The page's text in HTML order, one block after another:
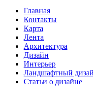
Главная
Контакты
Карта
Лента
Архитектура
Дизайн
Интерьер
Ландшафтный
Статьи о дизайне